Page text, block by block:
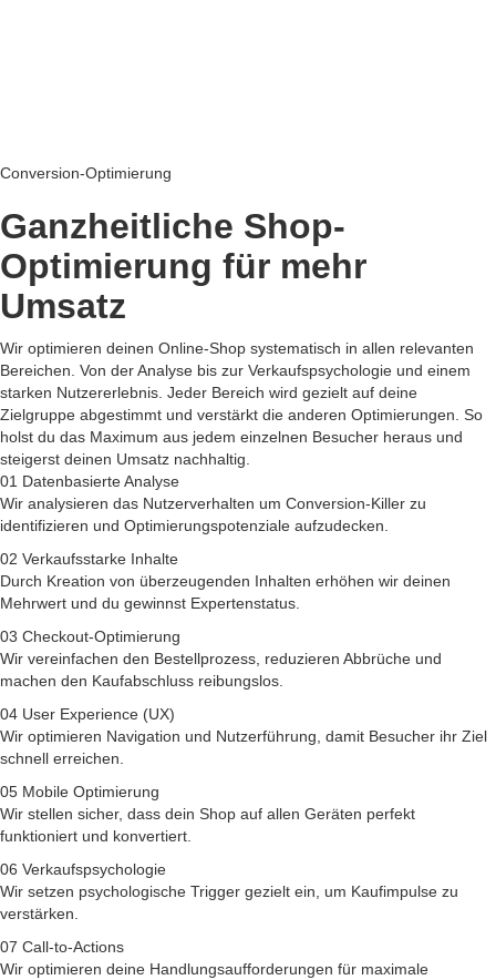
Conversion-Optimierung
Ganzheitliche Shop-
Optimierung für mehr
Umsatz
Wir optimieren deinen Online-Shop systematisch in allen relevanten
Bereichen. Von der Analyse bis zur Verkaufspsychologie und einem
starken Nutzererlebnis. Jeder Bereich wird gezielt auf deine
Zielgruppe abgestimmt und verstärkt die anderen Optimierungen. So
holst du das Maximum aus jedem einzelnen Besucher heraus und
steigerst deinen Umsatz nachhaltig.
01 Datenbasierte Analyse
Wir analysieren das Nutzerverhalten um Conversion-Killer zu
identifizieren und Optimierungspotenziale aufzudecken.
02 Verkaufsstarke Inhalte
Durch Kreation von überzeugenden Inhalten erhöhen wir deinen
Mehrwert und du gewinnst Expertenstatus.
03 Checkout-Optimierung
Wir vereinfachen den Bestellprozess, reduzieren Abbrüche und
machen den Kaufabschluss reibungslos.
04 User Experience (UX)
Wir optimieren Navigation und Nutzerführung, damit Besucher ihr Ziel
schnell erreichen.
05 Mobile Optimierung
Wir stellen sicher, dass dein Shop auf allen Geräten perfekt
funktioniert und konvertiert.
06 Verkaufspsychologie
Wir setzen psychologische Trigger gezielt ein, um Kaufimpulse zu
verstärken.
07 Call-to-Actions
Wir optimieren deine Handlungsaufforderungen für maximale